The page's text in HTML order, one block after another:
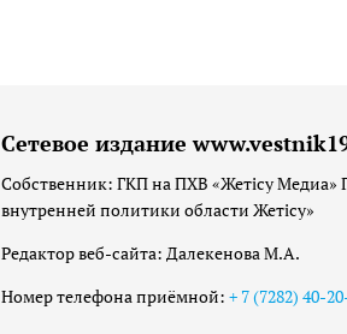
Сетевое издание
Собственник: ГКП на ПХВ «Жетісу Медиа»
внутренней политики области Жетісу»
Редактор веб-сайта: Далекенова М.А.
Номер телефона приёмной: + 7 (7282) 40-